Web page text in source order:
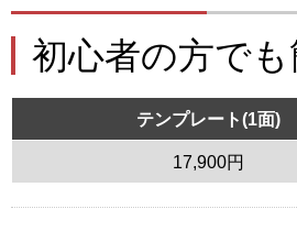
初心者の方でも
テンプレート(1面)
17,900円